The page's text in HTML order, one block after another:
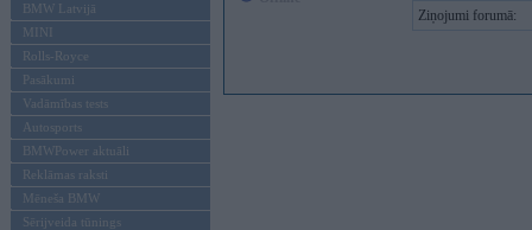
BMW Latvijā
MINI
Rolls-Royce
Pasākumi
Vadāmības tests
Autosports
BMWPower aktuāli
Reklāmas raksti
Mēneša BMW
Sērijveida tūnings
Ziņojumi forumā: